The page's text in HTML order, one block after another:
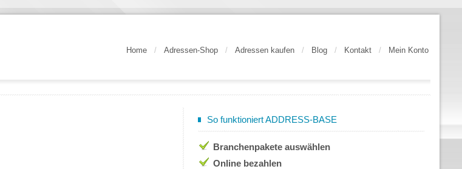
Home / Adressen-Shop / Adressen kaufen / Blog / Kontakt / Mein Konto
So funktioniert ADDRESS-BASE
Branchenpakete auswählen
Online bezahlen